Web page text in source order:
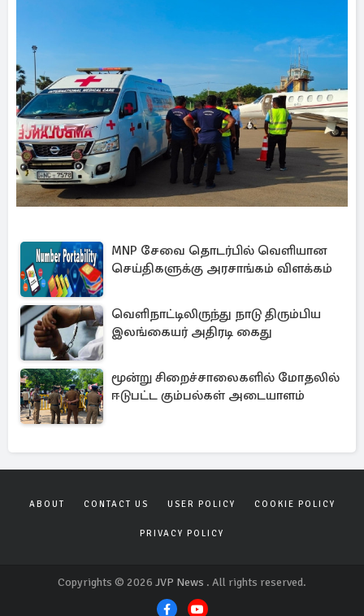
MNP சேவை தொடர்பில் வெளியான
செய்திகளுக்கு அரசாங்கம் விளக்கம்
வெளிநாட்டிலிருந்து நாடு திரும்பிய
இலங்கையர் அதிரடி கைது
மூன்று சிறைச்சாலைகளில் மோதலில்
ஈடுபட்ட கும்பல்கள் அடையாளம்
ABOUT CONTACT US USER POLICY COOKIE POLICY
PRIVACY POLICY
Copyrights © 2026 JVP News . All rights reserved.